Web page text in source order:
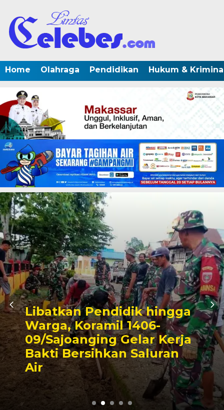
Home Olahraga Pendidikan Hukum &
Kerja
Triwulan II 2026,
Pendapatan
Capai 49 Persen,
Rp130 Miliar